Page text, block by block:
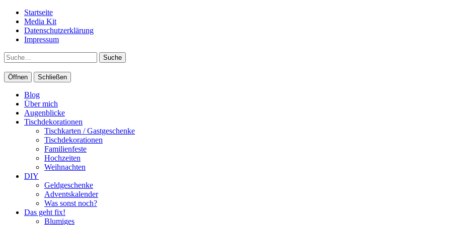
Startseite
Media Kit
Datenschutzerklärung
Impressum
Suche
Öffnen Schließen
Blog
Über mich
Augenblicke
Tischdekorationen
Tischkarten / Gastgeschenke
Tischdekorationen
Familienfeste
Hochzeiten
Weihnachten
DIY
Geldgeschenke
Adventskalender
Was sonst noch?
Das geht fix!
Blumiges